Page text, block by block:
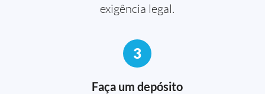
exigência legal.
3
Faça um depósito